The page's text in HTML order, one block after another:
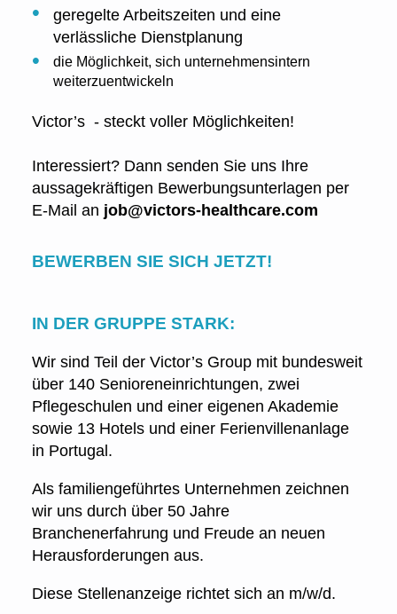
geregelte Arbeitszeiten und eine
verlässliche Dienstplanung
die Möglichkeit, sich unternehmensintern
weiterzuentwickeln
Victor’s - steckt voller Möglichkeiten!
Interessiert? Dann senden Sie uns Ihre
aussagekräftigen Bewerbungsunterlagen per
E-Mail an job@victors-healthcare.com
BEWERBEN SIE SICH JETZT!
IN DER GRUPPE STARK:
Wir sind Teil der Victor’s Group mit bundesweit
über 140 Senioreneinrichtungen, zwei
Pflegeschulen und einer eigenen Akademie
sowie 13 Hotels und einer Ferienvillenanlage
in Portugal.
Als familiengeführtes Unternehmen zeichnen
wir uns durch über 50 Jahre
Branchenerfahrung und Freude an neuen
Herausforderungen aus.
Diese Stellenanzeige richtet sich an m/w/d.